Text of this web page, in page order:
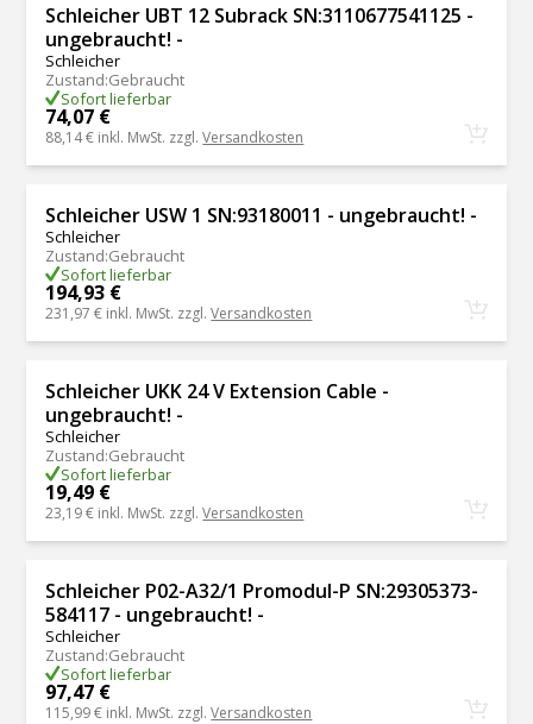
Schleicher UBT 12 Subrack SN:3110677541125 -
ungebraucht! -
Schleicher
Zustand:Gebraucht
Sofort lieferbar
74,07 €
88,14 € inkl. MwSt. zzgl.Versandkosten
Schleicher USW 1 SN:93180011 - ungebraucht! -
Schleicher
Zustand:Gebraucht
Sofort lieferbar
194,93 €
231,97 € inkl. MwSt. zzgl.Versandkosten
Schleicher UKK 24 V Extension Cable -
ungebraucht! -
Schleicher
Zustand:Gebraucht
Sofort lieferbar
19,49 €
23,19 € inkl. MwSt. zzgl.Versandkosten
Schleicher P02-A32/1 Promodul-P SN:29305373-
584117 - ungebraucht! -
Schleicher
Zustand:Gebraucht
Sofort lieferbar
97,47 €
115,99 € inkl. MwSt. zzgl.Versandkosten